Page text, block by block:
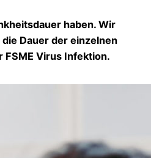
haben. Wir
Dauer der einzelnen
FSME Virus Infektion.